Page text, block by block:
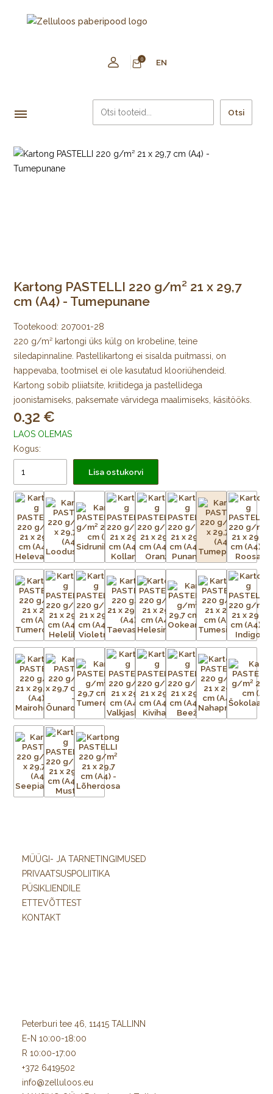
0 EN
Otsi
Kartong PASTELLI 220 g/m² 21 x 29,7
cm (A4) - Tumepunane
Tootekood: 207001-28
220 g/m² kartongi üks külg on krobeline, teine
siledapinnaline. Pastellikartong ei sisalda puitmassi, on
happevaba, tootmisel ei ole kasutatud klooriühendeid.
Kartong sobib pliiatsite, kriitidega ja pastellidega
joonistamiseks, paksemate värvidega maalimiseks, käsitööks.
0.32
LAOS OLEMAS
Kogus:
Lisa ostukorvi
MÜÜGI- JA TARNETINGIMUSED
PRIVAATSUSPOLIITIKA
PÜSIKLIENDILE
ETTEVÕTTEST
KONTAKT
Peterburi tee 46, 11415 TALLINN
E-N 10:00-18:00
R 10:00-17:00
+372 6419502
info@zelluloos.eu